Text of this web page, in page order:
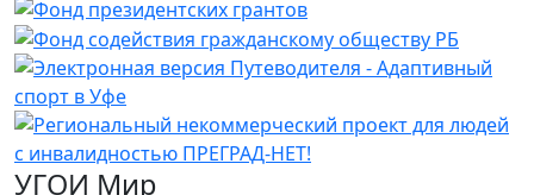
УГОИ Мир